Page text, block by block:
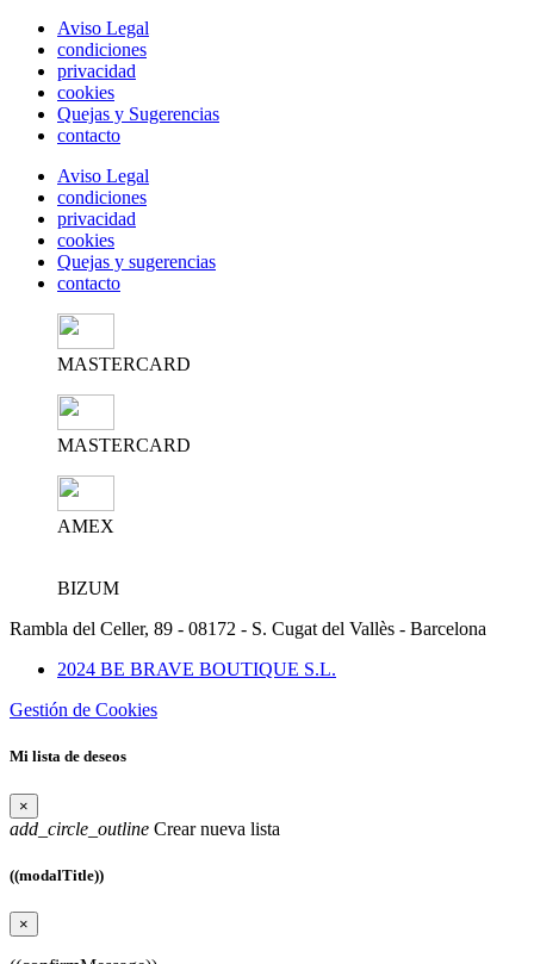
Aviso Legal
condiciones
privacidad
cookies
Quejas y Sugerencias
contacto
Aviso Legal
condiciones
privacidad
cookies
Quejas y sugerencias
contacto
MASTERCARD
MASTERCARD
AMEX
BIZUM
Rambla del Celler, 89 - 08172 - S. Cugat del Vallès - Barcelona
2024 BE BRAVE BOUTIQUE S.L.
Gestión de Cookies
Mi lista de deseos
×
add_circle_outline Crear nueva lista
((modalTitle))
×